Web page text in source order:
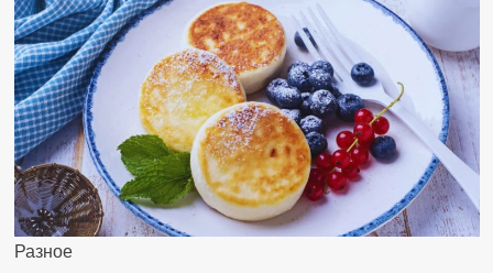
экс-
пара
воссоединилась
Разное